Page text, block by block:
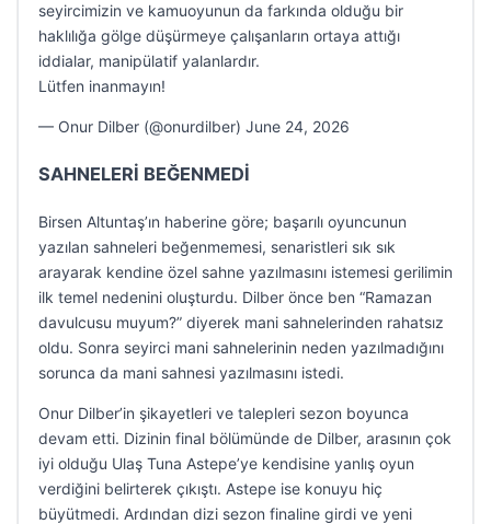
seyircimizin ve kamuoyunun da farkında olduğu bir
haklılığa gölge düşürmeye çalışanların ortaya attığı
iddialar, manipülatif yalanlardır.
Lütfen inanmayın!
— Onur Dilber (@onurdilber) June 24, 2026
SAHNELERİ BEĞENMEDİ
Birsen Altuntaş’ın haberine göre; başarılı oyuncunun
yazılan sahneleri beğenmemesi, senaristleri sık sık
arayarak kendine özel sahne yazılmasını istemesi gerilimin
ilk temel nedenini oluşturdu. Dilber önce ben “Ramazan
davulcusu muyum?” diyerek mani sahnelerinden rahatsız
oldu. Sonra seyirci mani sahnelerinin neden yazılmadığını
sorunca da mani sahnesi yazılmasını istedi.
Onur Dilber’in şikayetleri ve talepleri sezon boyunca
devam etti. Dizinin final bölümünde de Dilber, arasının çok
iyi olduğu Ulaş Tuna Astepe’ye kendisine yanlış oyun
verdiğini belirterek çıkıştı. Astepe ise konuyu hiç
büyütmedi. Ardından dizi sezon finaline girdi ve yeni